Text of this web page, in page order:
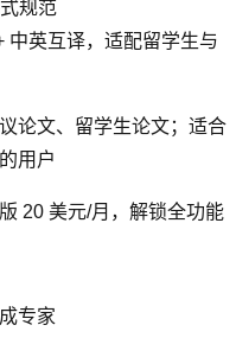
规范
中英互译，适配留学生与
论文、留学生论文；适合
的用户
20 美元/月，解锁全功能
专家